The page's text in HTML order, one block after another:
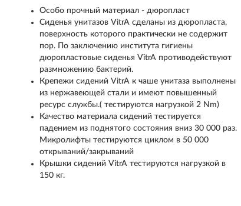
Особо прочный материал - дюропласт
Сиденья унитазов VitrA сделаны из дюропласта,
поверхность которого практически не содержит
пор. По заключению института гигиены
дюропластовые сиденья VitrA противодействуют
размножению бактерий.
Крепежи сидений VitrA к чаше унитаза выполнены
из нержавеющей стали и имеют повышенный
ресурс службы.( тестируются нагрузкой 2 Nm)
Качество материала сидений тестируется
падением из поднятого состояния вниз 30 000 раз.
Микролифты тестируются циклом в 50 000
открываний/закрываний
Крышки сидений VitrA тестируются нагрузкой в
150 кг.